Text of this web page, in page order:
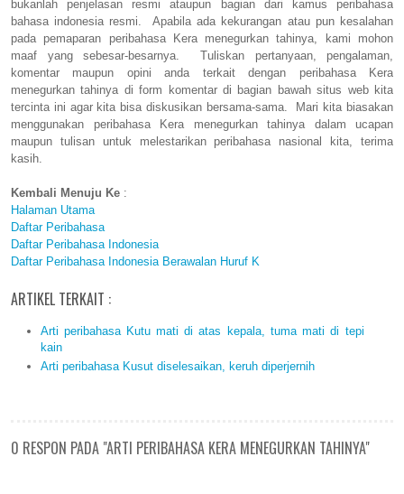
bukanlah penjelasan resmi ataupun bagian dari kamus peribahasa
bahasa indonesia resmi. Apabila ada kekurangan atau pun kesalahan
pada pemaparan peribahasa Kera menegurkan tahinya, kami mohon
maaf yang sebesar-besarnya. Tuliskan pertanyaan, pengalaman,
komentar maupun opini anda terkait dengan peribahasa Kera
menegurkan tahinya di form komentar di bagian bawah situs web kita
tercinta ini agar kita bisa diskusikan bersama-sama. Mari kita biasakan
menggunakan peribahasa Kera menegurkan tahinya dalam ucapan
maupun tulisan untuk melestarikan peribahasa nasional kita, terima
kasih.
Kembali Menuju Ke :
Halaman Utama
Daftar Peribahasa
Daftar Peribahasa Indonesia
Daftar Peribahasa Indonesia Berawalan Huruf K
ARTIKEL TERKAIT :
Arti peribahasa Kutu mati di atas kepala, tuma mati di tepi
kain
Arti peribahasa Kusut diselesaikan, keruh diperjernih
0 RESPON PADA "ARTI PERIBAHASA KERA MENEGURKAN TAHINYA"